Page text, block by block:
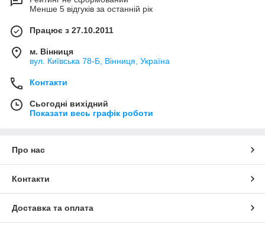
Менше 5 відгуків за останній рік
Працює з 27.10.2011
м. Вінниця
вул. Київська 78-Б, Вінниця, Україна
Контакти
Сьогодні вихідний
Показати весь графік роботи
Про нас
Контакти
Доставка та оплата